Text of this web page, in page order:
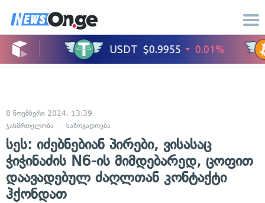
8 ნოემბერი 2024, 13:39
ჯანმრთელობა
საზოგადოება
სეს: იძებნებიან პირები, ვისასაც
ჭიჭინაძის N6-ის მიმდებარედ, ცოფით
დაავადებულ ძაღლთან კონტაქტი
ჰქონდათ